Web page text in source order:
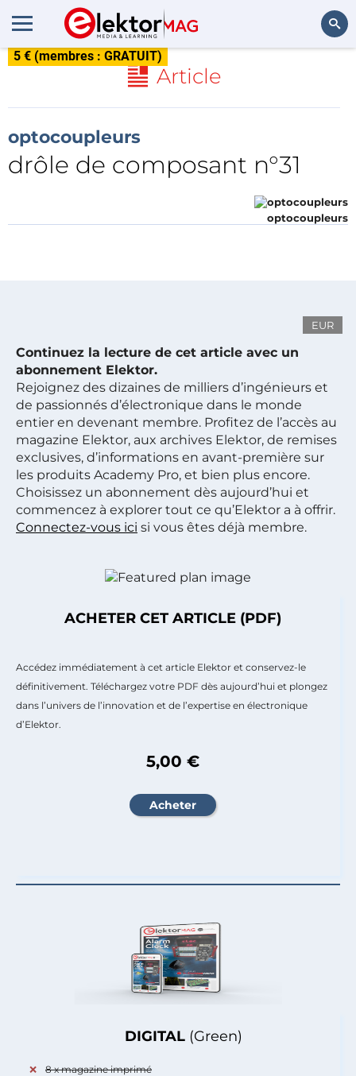
5 € (membres : GRATUIT)
Article
optocoupleurs
drôle de composant n°31
optocoupleurs
EUR
Continuez la lecture de cet article avec un
abonnement Elektor.
Rejoignez des dizaines de milliers d’ingénieurs et
de passionnés d’électronique dans le monde
entier en devenant membre. Profitez de l’accès au
magazine Elektor, aux archives Elektor, de remises
exclusives, d’informations en avant-première sur
les produits Academy Pro, et bien plus encore.
Choisissez un abonnement dès aujourd’hui et
commencez à explorer tout ce qu’Elektor a à offrir.
Connectez-vous ici si vous êtes déjà membre.
DIGITAL (Green)
8 x magazine imprimé
ACHETER CET ARTICLE (PDF)
Accédez immédiatement à cet article Elektor et conservez-le
définitivement. Téléchargez votre PDF dès aujourd’hui et plongez
dans l’univers de l’innovation et de l’expertise en électronique
d’Elektor.
5,00 €